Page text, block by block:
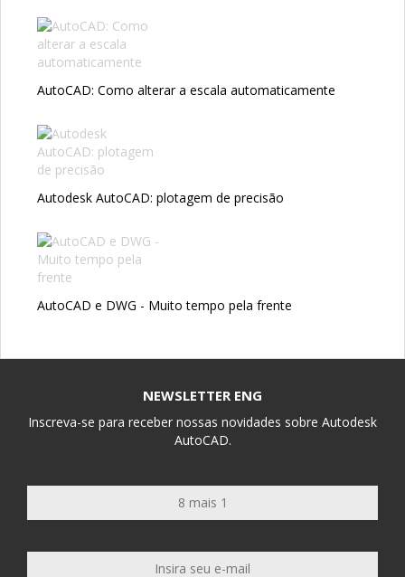
AutoCAD: Como alterar a escala automaticamente
Autodesk AutoCAD: plotagem de precisão
AutoCAD e DWG - Muito tempo pela frente
NEWSLETTER ENG
Inscreva-se para receber nossas novidades sobre Autodesk
AutoCAD.